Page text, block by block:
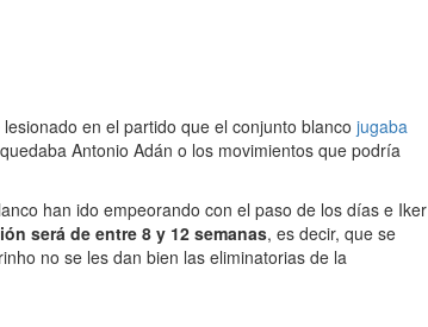
en el partido que el conjunto blanco jugaba
Antonio Adán o los movimientos que podría
han ido empeorando con el paso de los días e Iker
será de entre 8 y 12 semanas, es decir, que se
no se les dan bien las eliminatorias de la